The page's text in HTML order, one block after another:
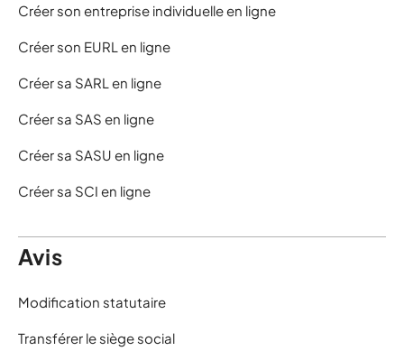
Créer son entreprise individuelle en ligne
Créer son EURL en ligne
Créer sa SARL en ligne
Créer sa SAS en ligne
Créer sa SASU en ligne
Créer sa SCI en ligne
Avis
Modification statutaire
Transférer le siège social